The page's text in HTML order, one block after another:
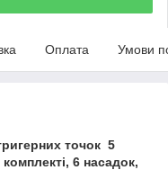
Оплата Умови
точок 5
6 насадок,